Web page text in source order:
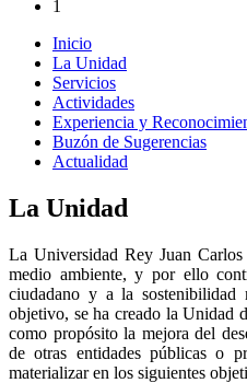
1
Inicio
La Unidad
Servicios
Actividades
Experiencia y
Buzón de Sugerencias
Actualidad
La Unidad
La Universidad Rey Juan
medio ambiente, y por ello
ciudadano y a la sostenibilidad
objetivo, se ha creado la Unidad
como propósito la mejora del
de otras entidades públicas o
materializar en los siguientes